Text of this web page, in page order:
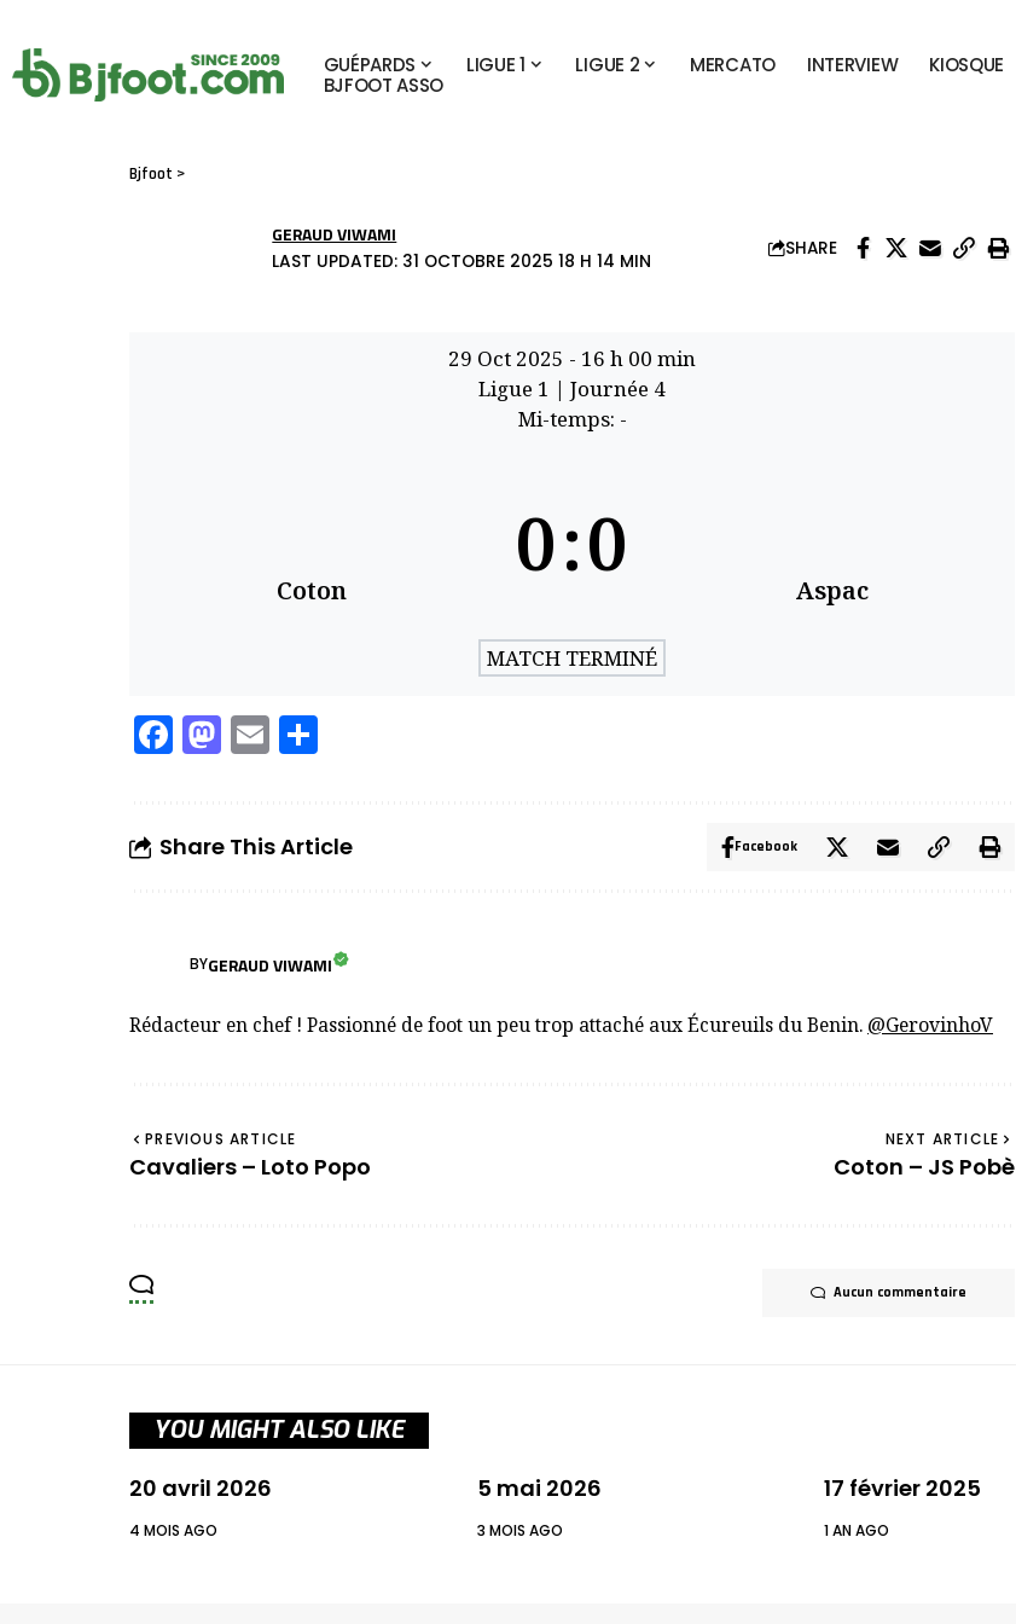
GUÉPARDS LIGUE 1 LIGUE 2 MERCATO INTERVIEW
KIOSQUE
BJFOOT ASSO
Bjfoot >
LAST UPDATED: 31 OCTOBRE 2025 18 H 14 MIN
GERAUD VIWAMI
SHARE
29 Oct 2025 - 16 h 00 min
Ligue 1 | Journée 4
Mi-temps: -
Coton 0:0 Aspac
MATCH TERMINÉ
Facebook
Mastodon
Email
Share This Article Facebook
BYGERAUD VIWAMI
Rédacteur en chef ! Passionné de foot un peu trop attaché aux Écureuils du Benin. @GerovinhoV
PREVIOUS ARTICLE
Cavaliers – Loto Popo
NEXT ARTICLE
Coton – JS Pobè
Aucun commentaire
YOU MIGHT ALSO LIKE
20 avril 2026
4 MOIS AGO
5 mai 2026
3 MOIS AGO
17 février 2025
1 AN AGO